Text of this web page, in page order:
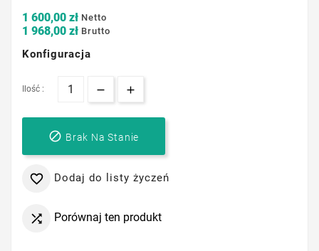
1 600,00 zł Netto
1 968,00 zł Brutto
Konfiguracja
Ilość :
 Brak Na Stanie
 Dodaj do listy życzeń
 Porównaj ten produkt